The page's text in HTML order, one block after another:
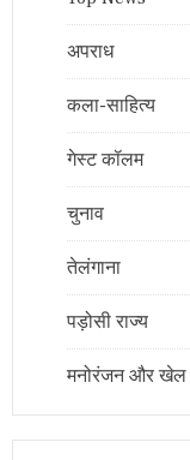
अपराध
कला-साहित्य
गेस्ट कॉलम
चुनाव
तेलंगाना
पड़ोसी राज्य
मनोरंजन और खेल